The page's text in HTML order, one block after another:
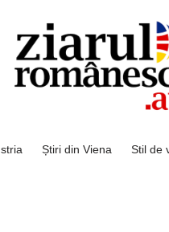
Știri din Viena Stil de